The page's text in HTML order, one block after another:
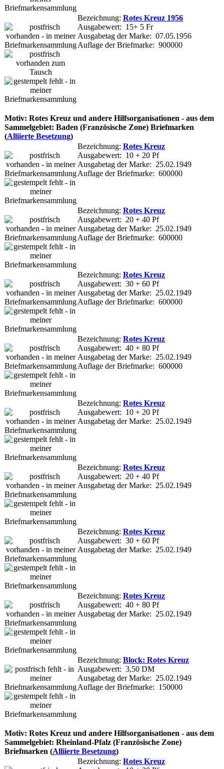
Bezeichnung: Rotes Kreuz 1956
Ausgabewert: 15+ 5 Fr
Ausgabetag der Marke: 07.05.1956
Auflage der Briefmarke: 900000
Motiv: Rotes Kreuz und andere Hilfsorganisationen - aus dem
Sammelgebiet: Baden (Französische Zone) Briefmarken
(Alliierte Besetzung)
Bezeichnung: Rotes Kreuz
Ausgabewert: 10 + 20 Pf
Ausgabetag der Marke: 25.02.1949
Auflage der Briefmarke: 600000
Bezeichnung: Rotes Kreuz
Ausgabewert: 20 + 40 Pf
Ausgabetag der Marke: 25.02.1949
Auflage der Briefmarke: 600000
Bezeichnung: Rotes Kreuz
Ausgabewert: 30 + 60 Pf
Ausgabetag der Marke: 25.02.1949
Auflage der Briefmarke: 600000
Bezeichnung: Rotes Kreuz
Ausgabewert: 40 + 80 Pf
Ausgabetag der Marke: 25.02.1949
Auflage der Briefmarke: 600000
Bezeichnung: Rotes Kreuz
Ausgabewert: 10 + 20 Pf
Ausgabetag der Marke: 25.02.1949
Bezeichnung: Rotes Kreuz
Ausgabewert: 20 + 40 Pf
Ausgabetag der Marke: 25.02.1949
Bezeichnung: Rotes Kreuz
Ausgabewert: 30 + 60 Pf
Ausgabetag der Marke: 25.02.1949
Bezeichnung: Rotes Kreuz
Ausgabewert: 40 + 80 Pf
Ausgabetag der Marke: 25.02.1949
Bezeichnung: Block: Rotes Kreuz
Ausgabewert: 3,50 DM
Ausgabetag der Marke: 25.02.1949
Auflage der Briefmarke: 150000
Motiv: Rotes Kreuz und andere Hilfsorganisationen - aus dem
Sammelgebiet: Rheinland-Pfalz (Französische Zone)
Briefmarken (Alliierte Besetzung)
Bezeichnung: Rotes Kreuz